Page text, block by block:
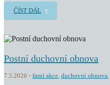
ČÍST DÁL
Postní duchovní obnova
7.3.2026 farní akce, duchovní obnova,